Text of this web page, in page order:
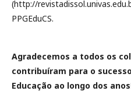
(http://
PPGEduCS.
Agradecemos a todos os
contribuíram para o
Educação ao longo dos